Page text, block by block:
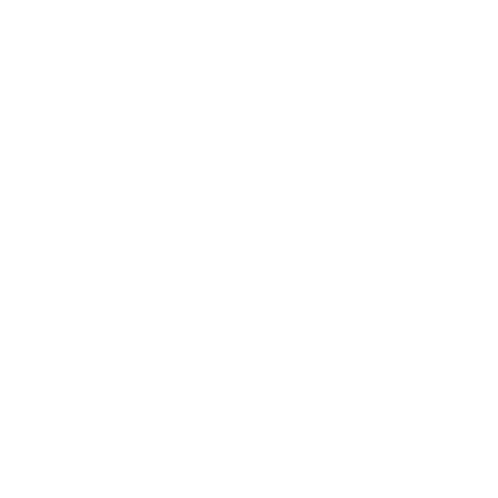
供させていただ
御機器販売店・
ようお願いしま
ズにご登録され
です。
です。
ず変更すること
、
ない年数を意
通知します。
、取り引きをい
ムロン制御